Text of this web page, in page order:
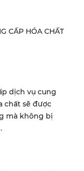
CẤP HÓA CHẤT
dịch vụ cung
chất sẽ được
mà không bị